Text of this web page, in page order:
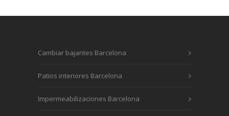
Cambiar bajantes Barcelona
Patios interiores Barcelona
Impermeabilizaciones Barcelona